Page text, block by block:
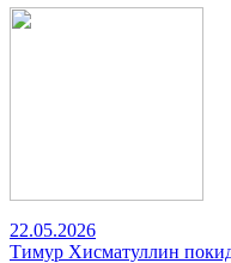
22.05.2026
Тимур Хисматуллин